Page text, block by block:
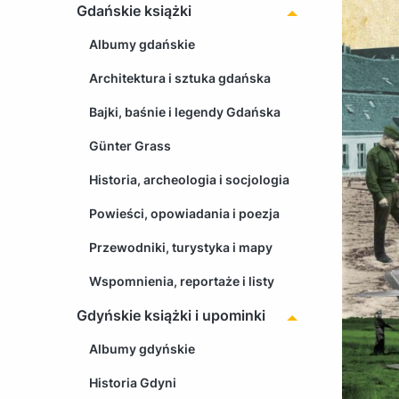
Gdańskie książki
Albumy gdańskie
Architektura i sztuka gdańska
Bajki, baśnie i legendy Gdańska
Günter Grass
Historia, archeologia i socjologia
Powieści, opowiadania i poezja
Przewodniki, turystyka i mapy
Wspomnienia, reportaże i listy
Gdyńskie książki i upominki
Albumy gdyńskie
Historia Gdyni